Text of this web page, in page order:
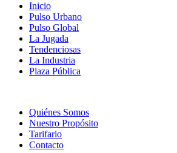
Inicio
Pulso Urbano
Pulso Global
La Jugada
Tendenciosas
La Industria
Plaza Pública
Quiénes Somos
Nuestro Propósito
Tarifario
Contacto